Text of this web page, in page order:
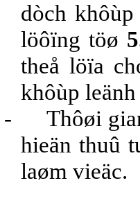
dòch
löôïng töø
theå löïa
khôùp
-
Thôøi
hieän thuû
laøm vieäc.